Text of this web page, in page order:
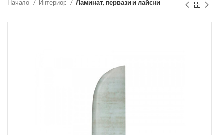
Начало Интериор Ламинат, первази и лайсни